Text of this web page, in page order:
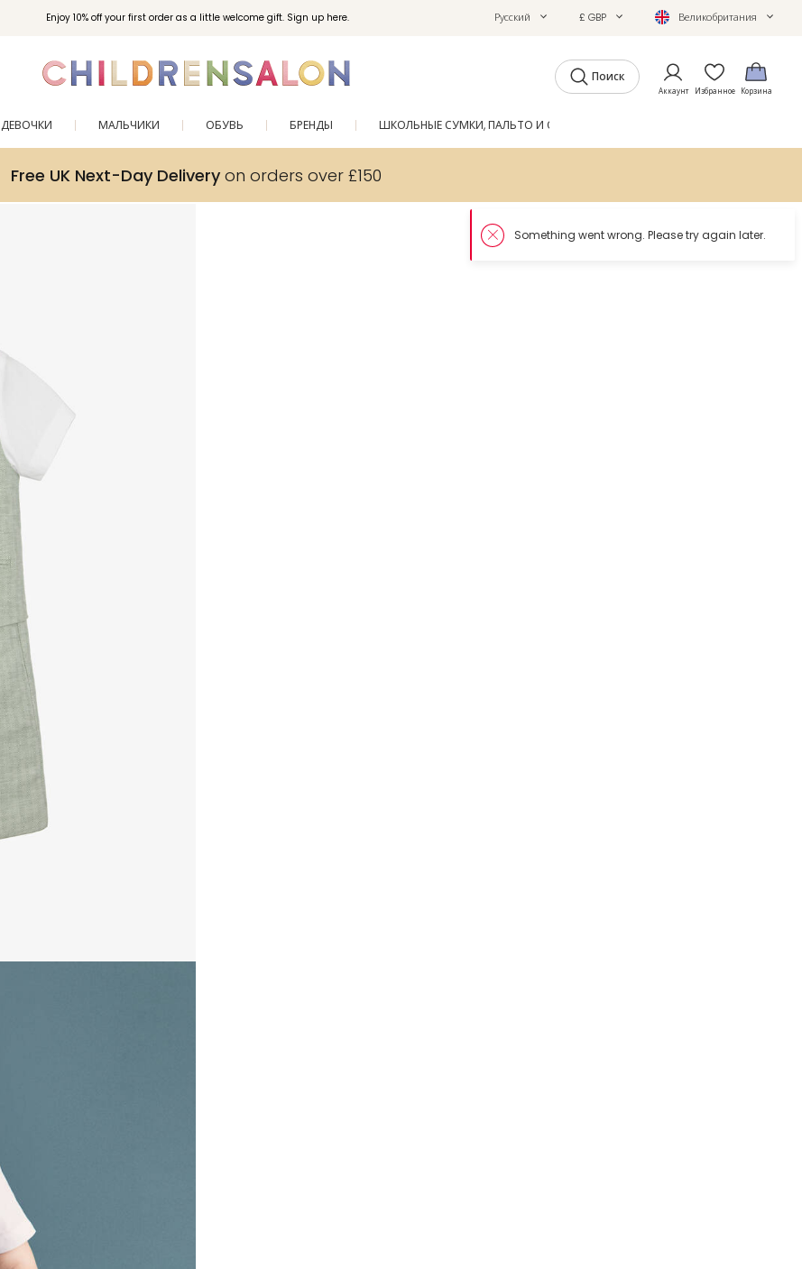
Enjoy 10% off your first order as a little welcome gift. Sign up here. Русский £ GBP Великобритания
Поиск
Аккаунт Избранное Корзина
ДЕВОЧКИ МАЛЬЧИКИ ОБУВЬ БРЕНДЫ ШКОЛЬНЫЕ СУМКИ, ПАЛЬТО И ОБУВЬ
Free UK Next-Day Deliveryon orders over £150